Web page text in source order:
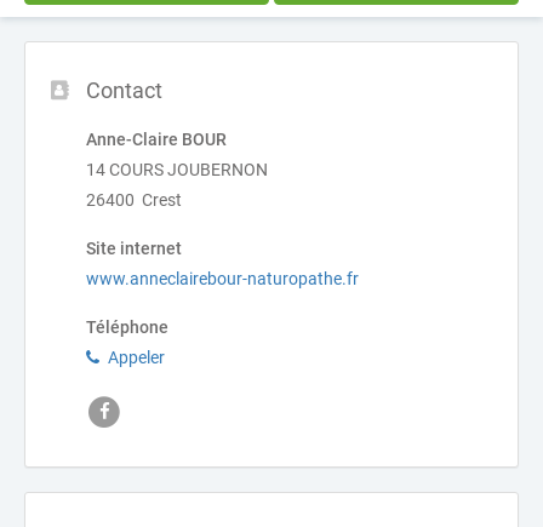
Contact
Anne-Claire BOUR
14 COURS JOUBERNON
26400 Crest
Site internet
www.anneclairebour-naturopathe.fr
Téléphone
Appeler